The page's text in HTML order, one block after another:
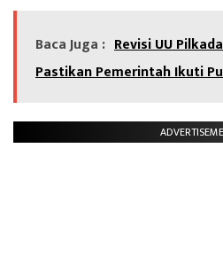
Baca Juga : Revisi UU
Pastikan Pemerintah Ikuti